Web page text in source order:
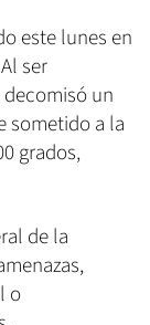
este lunes en
ser
un
sometido a la
grados,
de la
o